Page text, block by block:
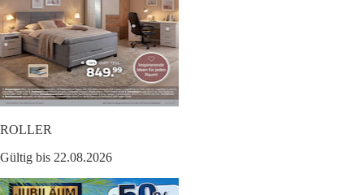
ROLLER
Gültig bis 22.08.2026